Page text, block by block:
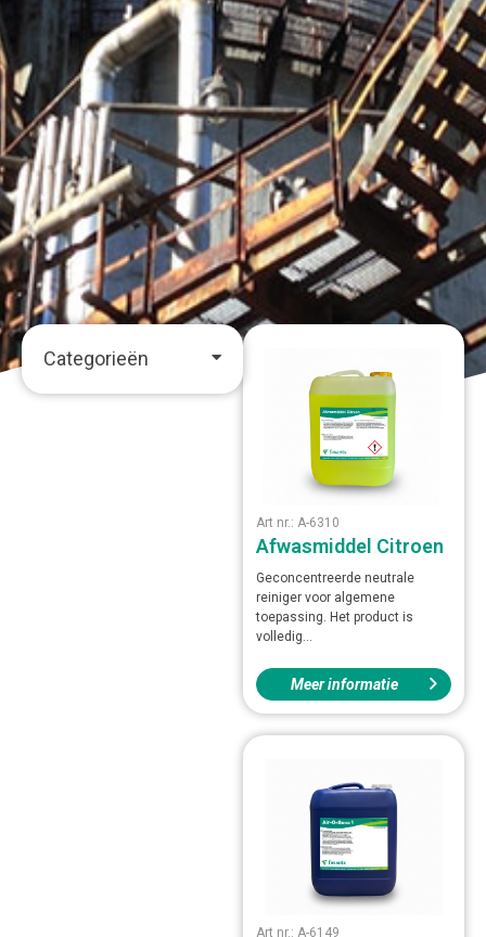
Categorieën
Art nr.: A-6310
Afwasmiddel Citroen
Geconcentreerde neutrale
reiniger voor algemene
toepassing. Het product is
volledig...
Meer informatie
Art nr.: A-6149